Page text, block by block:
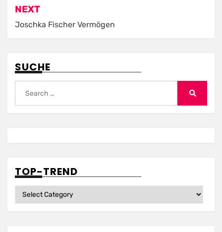
NEXT
Joschka Fischer Vermögen
SUCHE
TOP-TREND
Top-